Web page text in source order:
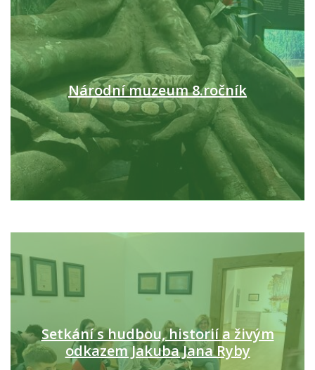
Národní muzeum 8.ročník
Setkání s hudbou, historií a živým
odkazem Jakuba Jana Ryby